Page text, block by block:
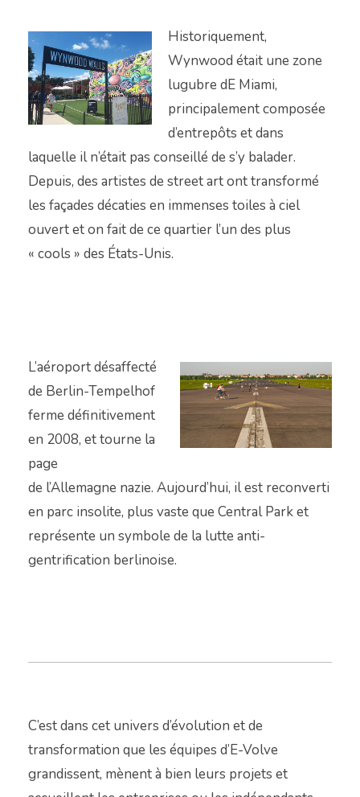
Historiquement,
Wynwood était une zone
lugubre dE Miami,
principalement composée
d’entrepôts et dans
laquelle il n’était pas conseillé de s’y balader.
Depuis, des artistes de street art ont transformé
les façades décaties en immenses toiles à ciel
ouvert et on fait de ce quartier l’un des plus
« cools » des États-Unis.
L’aéroport désaffecté
de Berlin-Tempelhof
ferme définitivement
en 2008, et tourne la
page
de l’Allemagne nazie. Aujourd’hui, il est reconverti
en parc insolite, plus vaste que Central Parket
représente un symbole de la lutte anti-
gentrification berlinoise.
C’est dans cet univers d’évolution et de
transformation que les équipes d’E-Volve
grandissent, mènent à bien leurs projets et